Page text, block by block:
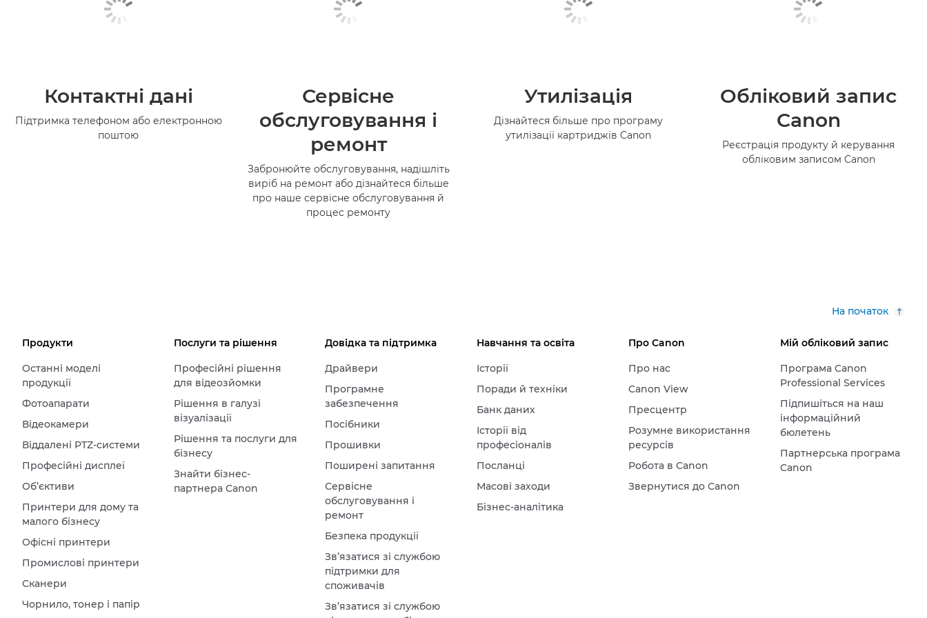
Контактні дані
Підтримка телефоном або електронною
поштою
Сервісне
обслуговування і
ремонт
Забронюйте обслуговування, надішліть
виріб на ремонт або дізнайтеся більше
про наше сервісне обслуговування й
процес ремонту
Утилізація
Дізнайтеся більше про програму
утилізації картриджів Canon
Обліковий запис
Canon
Реєстрація продукту й керування
обліковим записом Canon
На початок
Продукти
Останні моделі
продукції
Фотоапарати
Відеокамери
Віддалені PTZ-системи
Професійні дисплеї
Об’єктиви
Принтери для дому та
малого бізнесу
Офісні принтери
Промислові принтери
Сканери
Чорнило, тонер і папір
Послуги та рішення
Професійні рішення
для відеозйомки
Рішення в галузі
візуалізації
Рішення та послуги для
бізнесу
Знайти бізнес-
партнера Canon
Довідка та підтримка
Драйвери
Програмне
забезпечення
Посібники
Прошивки
Поширені запитання
Сервісне
обслуговування і
ремонт
Безпека продукції
Зв’язатися зі службою
підтримки для
споживачів
Зв’язатися зі службою
Навчання та освіта
Історії
Поради й техніки
Банк даних
Історії від
професіоналів
Посланці
Масові заходи
Бізнес-аналітика
Про Canon
Про нас
Canon View
Пресцентр
Розумне використання
ресурсів
Робота в Canon
Звернутися до Canon
Мій обліковий запис
Програма Canon
Professional Services
Підпишіться на наш
інформаційний
бюлетень
Партнерська програма
Canon